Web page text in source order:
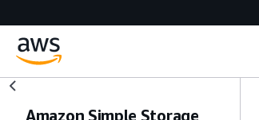
Amazon Simple Storage